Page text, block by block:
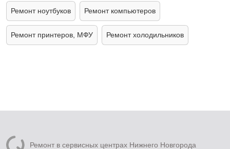
Ремонт ноутбуков Ремонт компьютеров
Ремонт принтеров, МФУ Ремонт холодильников
Ремонт в сервисных центрах Нижнего Новгорода